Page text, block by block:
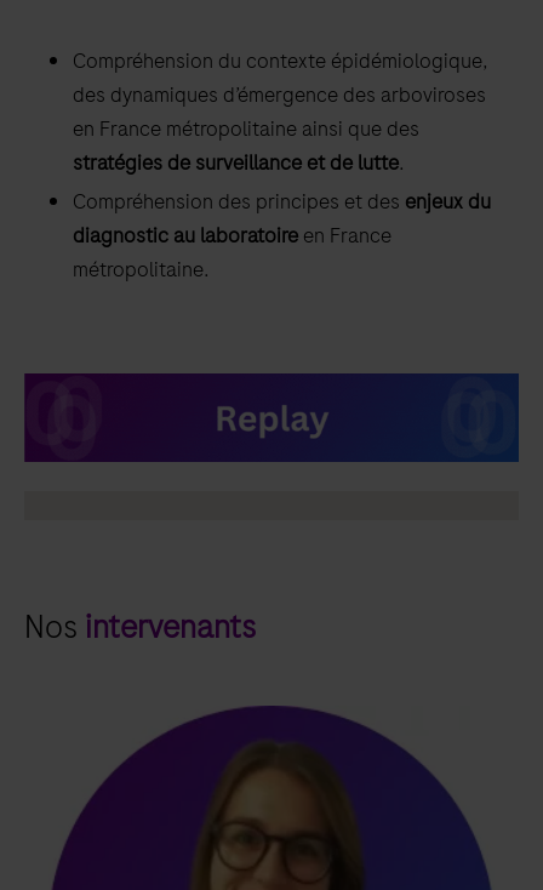
Compréhension du contexte épidémiologique,
des dynamiques d’émergence des arboviroses
en France métropolitaine ainsi que des
stratégies de surveillance et de lutte.
Compréhension des principes et des enjeux du
diagnostic au laboratoire en France
métropolitaine.
Nos intervenants